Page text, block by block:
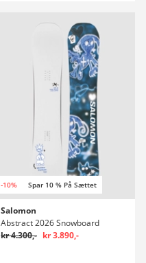
-10% Spar 10 % På Sættet
Salomon
Abstract 2026 Snowboard
kr 4.300,- kr 3.890,-